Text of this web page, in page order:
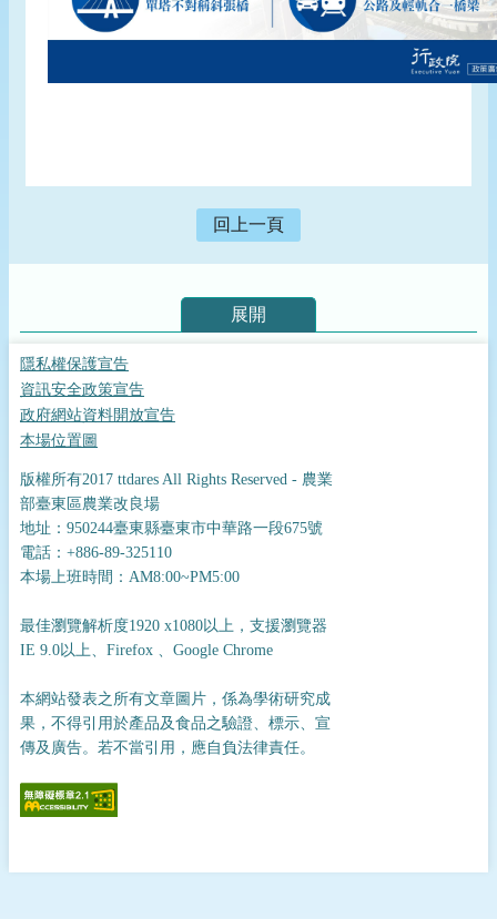
回上一頁
展開
隱私權保護宣告
資訊安全政策宣告
政府網站資料開放宣告
本場位置圖
版權所有2017 ttdares All Rights Reserved - 農業
部臺東區農業改良場
地址：950244臺東縣臺東市中華路一段675號
電話：+886-89-325110
本場上班時間：AM8:00~PM5:00
最佳瀏覽解析度1920 x1080以上，支援瀏覽器
IE 9.0以上、Firefox 、Google Chrome
本網站發表之所有文章圖片，係為學術研究成
果，不得引用於產品及食品之驗證、標示、宣
傳及廣告。若不當引用，應自負法律責任。